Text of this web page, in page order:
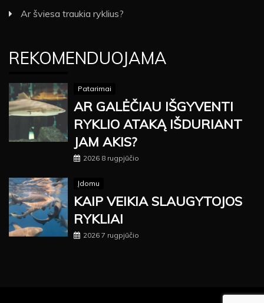
Ar šviesa traukia ryklius?
REKOMENDUOJAMA
Patarimai
AR GALĖČIAU IŠGYVENTI
RYKLIO ATAKĄ IŠDURIANT
JAM AKIS?
2026 8 rugpjūčio
Įdomu
KAIP VEIKIA SLAUGYTOJOS
RYKLIAI
2026 7 rugpjūčio